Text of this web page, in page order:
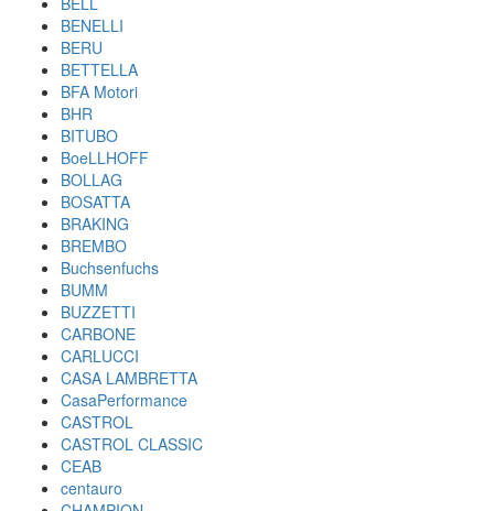
BENELLI
BERU
BETTELLA
BFA Motori
BHR
BITUBO
BoeLLHOFF
BOLLAG
BOSATTA
BRAKING
BREMBO
Buchsenfuchs
BUMM
BUZZETTI
CARBONE
CARLUCCI
CASA LAMBRETTA
CasaPerformance
CASTROL
CASTROL CLASSIC
CEAB
centauro